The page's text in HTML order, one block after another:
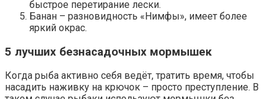
быстрое перетирание лески.
Банан – разновидность «Нимфы», имеет более
яркий окрас.
5 лучших безнасадочных мормышек
Когда рыба активно себя ведёт, тратить время, чтобы
насадить наживку на крючок – просто преступление. В